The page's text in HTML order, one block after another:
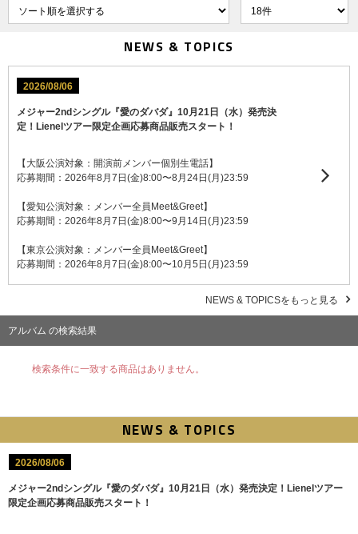
NEWS & TOPICS
2026/08/06
メジャー2ndシングル『愛のダバダ』10月21日（水）発売決
定！Lienelツアー限定企画応募商品販売スタート！
【大阪公演対象：開演前メンバー個別生電話】
応募期間：2026年8月7日(金)8:00〜8月24日(月)23:59
【愛知公演対象：メンバー全員Meet&Greet】
応募期間：2026年8月7日(金)8:00〜9月14日(月)23:59
【東京公演対象：メンバー全員Meet&Greet】
応募期間：2026年8月7日(金)8:00〜10月5日(月)23:59
NEWS & TOPICSをもっと見る
アルバム の検索結果
検索条件に一致する商品はありません。
NEWS & TOPICS
2026/08/06
メジャー2ndシングル『愛のダバダ』10月21日（水）発売決定！Lienelツアー
限定企画応募商品販売スタート！